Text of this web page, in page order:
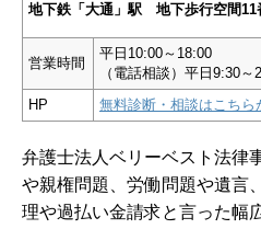
地下鉄「大通」駅 地下歩行空間11
営業時間
平日10:00～18:00
（電話相談）平日9:30
HP
無料診断・相談はこちら
弁護士法人ベリーベスト法律
や親権問題、労働問題や遺言
理や過払い金請求と言った幅